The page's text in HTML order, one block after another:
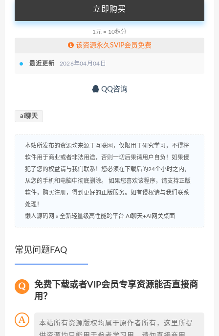
立即购买
1元 = 10积分
该资源永久SVIP会员免费
最近更新 2026年04月04日
QQ咨询
ai聊天
本站所发布的资源均来源于互联网，仅限用于研究学习，不得将
软件用于商业或者非法用途，否则一切后果请用户自负！如果侵
犯了您的权益请与我们联系！您必须在下载后的24个小时之内，
从您的手机和电脑中彻底删除。 如果您喜欢该程序，请支持正版
软件，购买注册，得到更好的正版服务。如有侵权请与我们联系
处理！
懒人源码网 » 全新轻量级高性能跨平台 AI聊天+AI网关桌面
常见问题FAQ
免费下载或者VIP会员专享资源能否直接商
用？
本站所有资源版权均属于原作者所有，这里所提